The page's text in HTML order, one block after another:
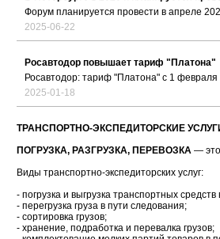
Форум планируется провести в апреле
2025-06-22
Росавтодор повышает тариф "Платона"
Росавтодор: тариф "Платона" с 1 февраля
2025-01-18
ТРАНСПОРТНО-ЭКСПЕДИТОРСКИЕ
ПОГРУЗКА, РАЗГРУЗКА, ПЕРЕВОЗКА — это
Виды транспортно-экспедиторских услуг:
- погрузка и выгрузка транспортных
- перегрузка груза в пути следования;
- сортировка грузов;
- хранение, подработка и перевалка грузов;